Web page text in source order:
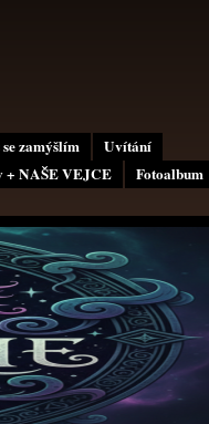
se zamýšlím
Uvítání
+ NAŠE VEJCE
Fotoalbum